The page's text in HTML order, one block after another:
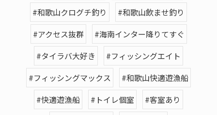
#和歌山クログチ釣り
#和歌山飲ませ釣り
#アクセス抜群
#海南インター降りてすぐ
#タイラバ大好き
#フィッシングエイト
#フィッシングマックス
#和歌山快適遊漁船
#快適遊漁船
#トイレ個室
#客室あり